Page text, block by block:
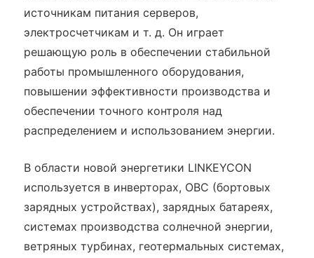
источникам питания серверов,
электросчетчикам и т. д. Он играет
решающую роль в обеспечении стабильной
работы промышленного оборудования,
повышении эффективности производства и
обеспечении точного контроля над
распределением и использованием энергии.
В области новой энергетики LINKEYCON
используется в инверторах, OBC (бортовых
зарядных устройствах), зарядных батареях,
системах производства солнечной энергии,
ветряных турбинах, геотермальных системах,